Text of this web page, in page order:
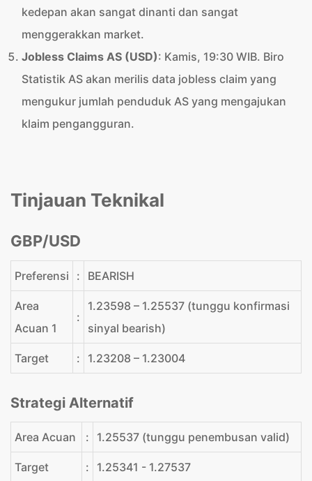
kedepan akan sangat dinanti dan sangat
menggerakkan market.
Jobless Claims AS (USD): Kamis, 19:30 WIB. Biro
Statistik AS akan merilis data jobless claim yang
mengukur jumlah penduduk AS yang mengajukan
klaim pengangguran.
Tinjauan Teknikal
GBP/USD
Preferensi : BEARISH
Area
Acuan 1
:
1.23598 – 1.25537 (tunggu konfirmasi
sinyal bearish)
Target : 1.23208 – 1.23004
Strategi Alternatif
Area Acuan : 1.25537 (tunggu penembusan valid)
Target : 1.25341 - 1.27537